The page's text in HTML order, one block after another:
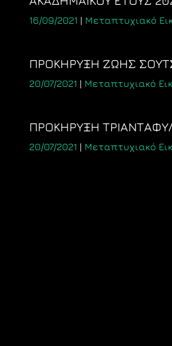
16/09/2021 | Μεταπτυχιακό
ΠΡΟΚΗΡΥΞΗ ΖΩΗΣ
20/07/2021 | Μεταπτυχιακό
ΠΡΟΚΗΡΥΞΗ
20/07/2021 | Μεταπτυχιακό